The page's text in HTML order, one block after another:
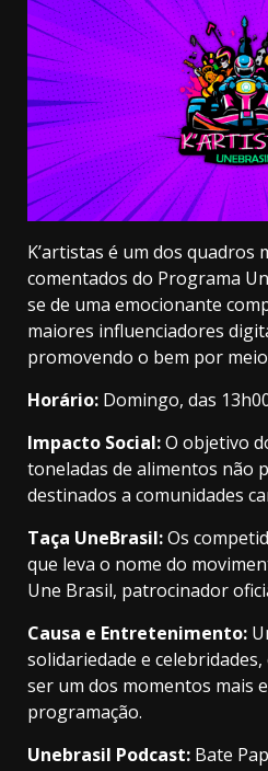
K’artistas é um dos quadros
comentados do Programa
se de uma emocionante
maiores influenciadores
promovendo o bem por meio
Horário: Domingo, das
Impacto Social:O objetivo
toneladas de alimentos não
destinados a comunidades
Taça UneBrasil:Os
que leva o nome do
Une Brasil, patrocinador
Causa e Entretenimento:
solidariedade e
ser um dos momentos mais
programação.
Unebrasil Podcast: Bate